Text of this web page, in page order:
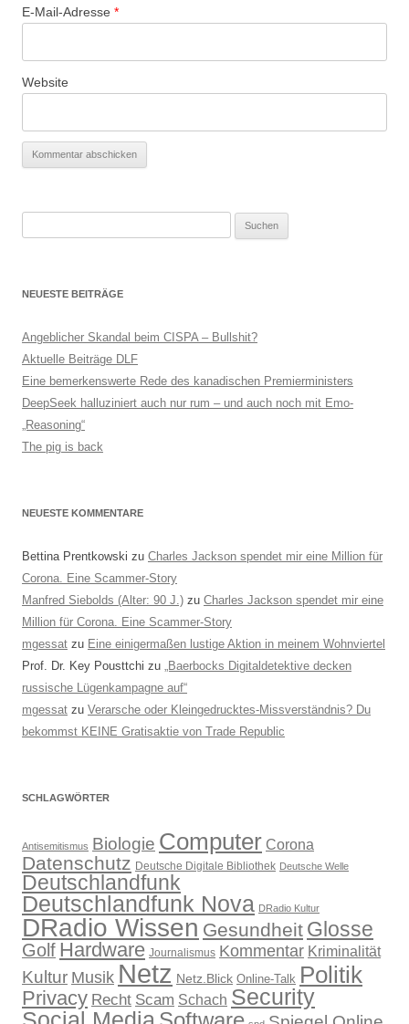
E-Mail-Adresse *
Website
NEUESTE BEITRÄGE
Angeblicher Skandal beim CISPA – Bullshit?
Aktuelle Beiträge DLF
Eine bemerkenswerte Rede des kanadischen Premierministers
DeepSeek halluziniert auch nur rum – und auch noch mit Emo-
„Reasoning“
The pig is back
NEUESTE KOMMENTARE
Bettina Prentkowski zu Charles Jackson spendet mir eine Million für
Corona. Eine Scammer-Story
Manfred Siebolds (Alter: 90 J.) zu Charles Jackson spendet mir eine
Million für Corona. Eine Scammer-Story
mgessat zu Eine einigermaßen lustige Aktion in meinem Wohnviertel
Prof. Dr. Key Pousttchi zu
„Baerbocks Digitaldetektive decken
russische Lügenkampagne auf“
mgessat zu Verarsche oder Kleingedrucktes-Missverständnis? Du
bekommst KEINE Gratisaktie von Trade Republic
SCHLAGWÖRTER
Antisemitismus Biologie Computer Corona
Datenschutz Deutsche Digitale Bibliothek Deutsche Welle
Deutschlandfunk
Deutschlandfunk Nova DRadio Kultur
DRadio Wissen Gesundheit Glosse
Golf Hardware Journalismus Kommentar Kriminalität
Kultur Musik Netz Netz.Blick Online-Talk Politik
Privacy Recht Scam Schach Security